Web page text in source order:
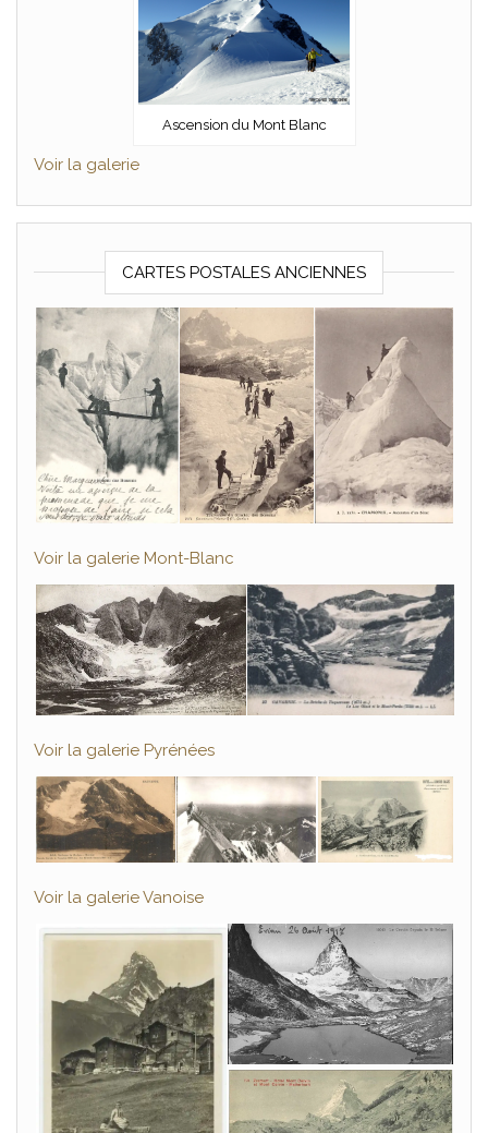
Ascension du Mont Blanc
Voir la galerie
CARTES POSTALES ANCIENNES
Voir la galerie Mont-Blanc
Voir la galerie Pyrénées
Voir la galerie Vanoise